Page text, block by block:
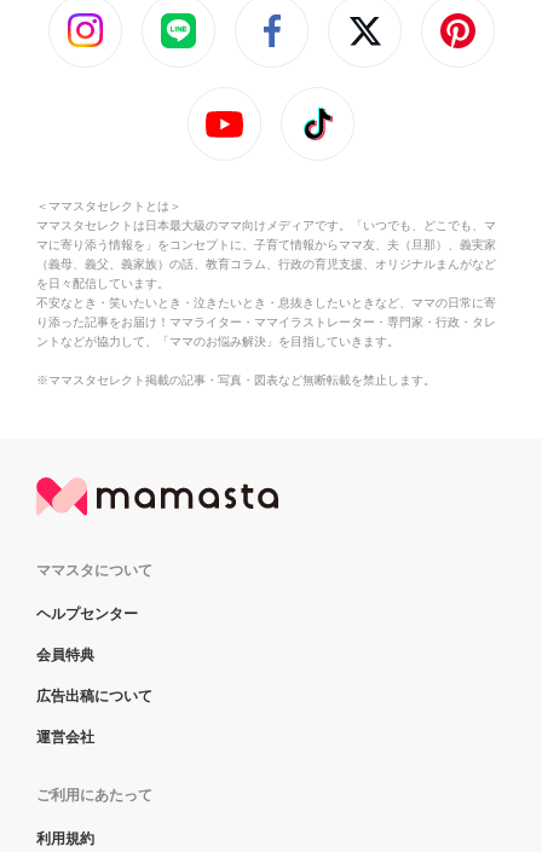
＜ママスタセレクトとは＞
ママスタセレクトは日本最大級のママ向けメディアです。「いつでも、どこでも、マ
マに寄り添う情報を」をコンセプトに、子育て情報からママ友、夫（旦那）、義実家
（義母、義父、義家族）の話、教育コラム、行政の育児支援、オリジナルまんがなど
を日々配信しています。
不安なとき・笑いたいとき・泣きたいとき・息抜きしたいときなど、ママの日常に寄
り添った記事をお届け！ママライター・ママイラストレーター・専門家・行政・タレ
ントなどが協力して、「ママのお悩み解決」を目指していきます。
※ママスタセレクト掲載の記事・写真・図表など無断転載を禁止します。
ママスタについて
ヘルプセンター
会員特典
広告出稿について
運営会社
ご利用にあたって
利用規約